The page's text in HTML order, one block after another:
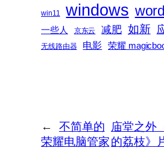
win11 windows
一些人 京东云 减肥 如新
无线路由器
电影 荣耀
←
不简单的
荣耀电脑管家
庙堂之外
的荔枝》